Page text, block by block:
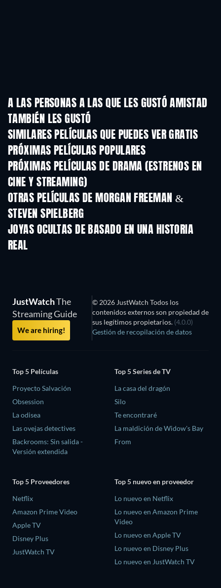
A LAS PERSONAS A LAS QUE LES GUSTÓ AMISTAD
TAMBIÉN LES GUSTÓ
SIMILARES PELÍCULAS QUE PUEDES VER GRATIS
PRÓXIMAS PELÍCULAS POPULARES
PRÓXIMAS PELÍCULAS DE DRAMA (ESTRENOS EN
CINE Y STREAMING)
OTRAS PELÍCULAS DE MORGAN FREEMAN &
STEVEN SPIELBERG
JOYAS OCULTAS DE BASADO EN UNA HISTORIA
REAL
JustWatchThe
Streaming Guide
We are hiring!
© 2026 JustWatch Todos los
contenidos externos son propiedad de
sus legítimos propietarios. (4.0.0)
Gestión de recopilación de datos
Top 5 Películas
Proyecto Salvación
Obsession
La odisea
Las ovejas detectives
Backrooms: Sin salida -
Versión extendida
Top 5 Series de TV
La casa del dragón
Silo
Te encontraré
La maldición de Widow's Bay
From
Top 5 Proveedores
Netflix
Amazon Prime Video
Apple TV
Disney Plus
JustWatch TV
Top 5 nuevo en proveedor
Lo nuevo en Netflix
Lo nuevo en Amazon Prime
Video
Lo nuevo en Apple TV
Lo nuevo en Disney Plus
Lo nuevo en JustWatch TV